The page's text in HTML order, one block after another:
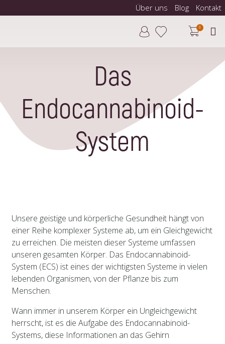
Über uns Blog Kontakt
0
Das
Endocannabinoid-
System
Unsere geistige und körperliche Gesundheit hängt von
einer Reihe komplexer Systeme ab, um ein Gleichgewicht
zu erreichen. Die meisten dieser Systeme umfassen
unseren gesamten Körper. Das Endocannabinoid-
System (ECS) ist eines der wichtigsten Systeme in vielen
lebenden Organismen, von der Pflanze bis zum
Menschen.
Wann immer in unserem Körper ein Ungleichgewicht
herrscht, ist es die Aufgabe des Endocannabinoid-
Systems, diese Informationen an das Gehirn